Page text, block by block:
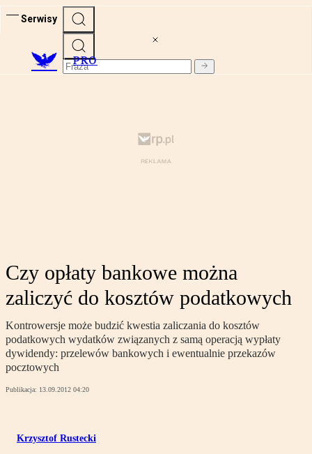
Serwisy
PRO
Czy opłaty bankowe można
zaliczyć do kosztów podatkowych
Kontrowersje może budzić kwestia zaliczania do kosztów
podatkowych wydatków związanych z samą operacją wypłaty
dywidendy: przelewów bankowych i ewentualnie przekazów
pocztowych
Publikacja: 13.09.2012 04:20
Krzysztof Rustecki